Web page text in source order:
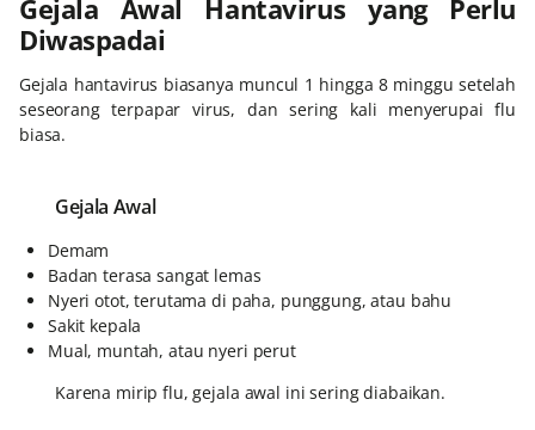
Gejala Awal Hantavirus yang Perlu
Diwaspadai
Gejala hantavirus biasanya muncul 1 hingga 8 minggu setelah
seseorang terpapar virus, dan sering kali menyerupai flu
biasa.
Gejala Awal
Demam
Badan terasa sangat lemas
Nyeri otot, terutama di paha, punggung, atau bahu
Sakit kepala
Mual, muntah, atau nyeri perut
Karena mirip flu, gejala awal ini sering diabaikan.